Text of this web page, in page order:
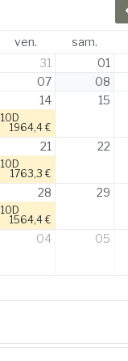
ven. sam.
31 01
07 08
14
10D
1964,4 €
15
21
10D
1763,3 €
22
28
10D
1564,4 €
29
04 05